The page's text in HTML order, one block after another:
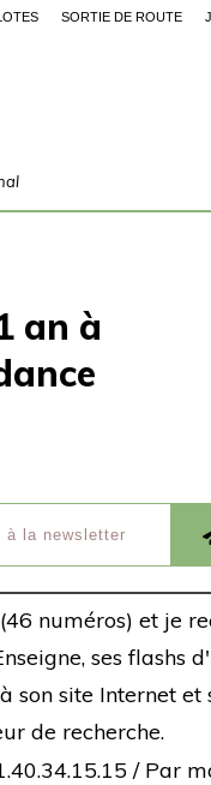
SORTIE DE ROUTE
an à
numéros) et je
ses flashs
son site Internet et
de recherche.
/ Par